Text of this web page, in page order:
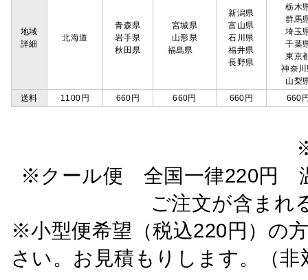
地域
詳細
北海道
青森県
岩手県
秋田県
宮城県
山形県
福島県
新潟県
富山県
石川県
福井県
長野県
栃木
群馬
埼玉
千葉
東京
神奈
山梨
送料
1100円 660円 660円 660円 660
※クール便 全国一律220円
ご注文が含ま
※小型便希望（税込220円）の
さい。お見積もりします。（非